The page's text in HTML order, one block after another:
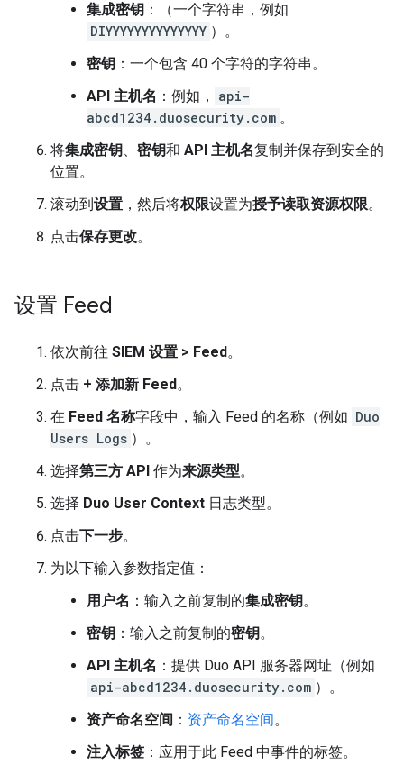
集成密钥 ：（一个字符串，例如
DIYYYYYYYYYYYYYY ）。
密钥 ：一个包含 40 个字符的字符串。
API 主机名 ：例如，
api-
abcd1234.duosecurity.com 。
将集成密钥、 密钥和 API 主机名复制并保存到安全的
位置。
滚动到设置 ，然后将权限设置为授予读取资源权限。
点击保存更改。
设置 Feed
依次前往 SIEM 设置 > Feed。
点击 + 添加新 Feed。
在 Feed 名称字段中，输入 Feed 的名称（例如 Duo
Users Logs ）。
选择第三方 API 作为来源类型。
选择 Duo User Context 日志类型。
点击下一步。
为以下输入参数指定值：
用户名 ：输入之前复制的集成密钥。
密钥 ：输入之前复制的密钥。
API 主机名 ：提供 Duo API 服务器网址（例如
api-abcd1234.duosecurity.com ）。
资产命名空间 ： 资产命名空间。
注入标签 ：应用于此 Feed 中事件的标签。